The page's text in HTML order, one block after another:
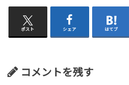
ポスト シェア はてブ
コメントを残す